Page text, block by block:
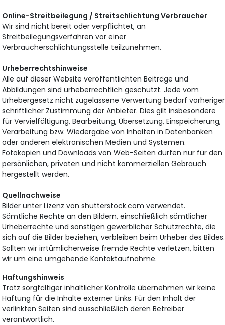
Online-Streitbeilegung / Streitschlichtung Verbraucher
Wir sind nicht bereit oder verpflichtet, an
Streitbeilegungsverfahren vor einer
Verbraucherschlichtungsstelle teilzunehmen.
Urheberrechtshinweise
Alle auf dieser Website veröffentlichten Beiträge und
Abbildungen sind urheberrechtlich geschützt. Jede vom
Urhebergesetz nicht zugelassene Verwertung bedarf vorheriger
schriftlicher Zustimmung der Anbieter. Dies gilt insbesondere
für Vervielfältigung, Bearbeitung, Übersetzung, Einspeicherung,
Verarbeitung bzw. Wiedergabe von Inhalten in Datenbanken
oder anderen elektronischen Medien und Systemen.
Fotokopien und Downloads von Web-Seiten dürfen nur für den
persönlichen, privaten und nicht kommerziellen Gebrauch
hergestellt werden.
Quellnachweise
Bilder unter Lizenz von shutterstock.com verwendet.
Sämtliche Rechte an den Bildern, einschließlich sämtlicher
Urheberrechte und sonstigen gewerblicher Schutzrechte, die
sich auf die Bilder beziehen, verbleiben beim Urheber des Bildes.
Sollten wir irrtümlicherweise fremde Rechte verletzen, bitten
wir um eine umgehende Kontaktaufnahme.
Haftungshinweis
Trotz sorgfältiger inhaltlicher Kontrolle übernehmen wir keine
Haftung für die Inhalte externer Links. Für den Inhalt der
verlinkten Seiten sind ausschließlich deren Betreiber
verantwortlich.